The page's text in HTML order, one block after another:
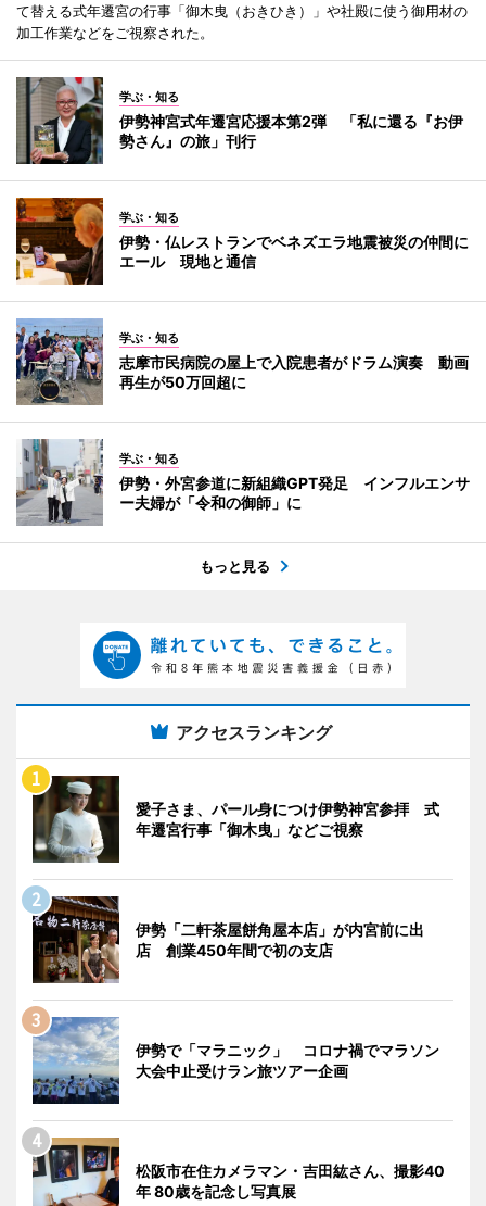
て替える式年遷宮の行事「御木曳（おきひき）」や社殿に使う御用材の
加工作業などをご視察された。
学ぶ・知る
伊勢神宮式年遷宮応援本第2弾 「私に還る『お伊
勢さん』の旅」刊行
学ぶ・知る
伊勢・仏レストランでベネズエラ地震被災の仲間に
エール 現地と通信
学ぶ・知る
志摩市民病院の屋上で入院患者がドラム演奏 動画
再生が50万回超に
学ぶ・知る
伊勢・外宮参道に新組織GPT発足 インフルエンサ
ー夫婦が「令和の御師」に
もっと見る
アクセスランキング
愛子さま、パール身につけ伊勢神宮参拝 式
年遷宮行事「御木曳」などご視察
伊勢「二軒茶屋餅角屋本店」が内宮前に出
店 創業450年間で初の支店
伊勢で「マラニック」 コロナ禍でマラソン
大会中止受けラン旅ツアー企画
松阪市在住カメラマン・吉田紘さん、撮影40
年 80歳を記念し写真展